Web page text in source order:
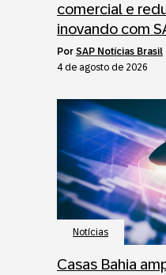
comercial e
inovando com
por SAP Notícias Brasil
4 de agosto de 2026
Notícias
Casas Bahia